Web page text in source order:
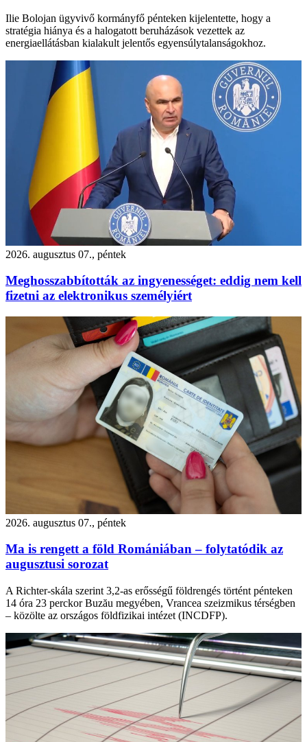
Ilie Bolojan ügyvivő kormányfő pénteken kijelentette, hogy a
stratégia hiánya és a halogatott beruházások vezettek az
energiaellátásban kialakult jelentős egyensúlytalanságokhoz.
2026. augusztus 07., péntek
Meghosszabbították az ingyenességet: eddig nem kell
fizetni az elektronikus személyiért
2026. augusztus 07., péntek
Ma is rengett a föld Romániában – folytatódik az
augusztusi sorozat
A Richter-skála szerint 3,2-as erősségű földrengés történt pénteken
14 óra 23 perckor Buzău megyében, Vrancea szeizmikus térségben
– közölte az országos földfizikai intézet (INCDFP).